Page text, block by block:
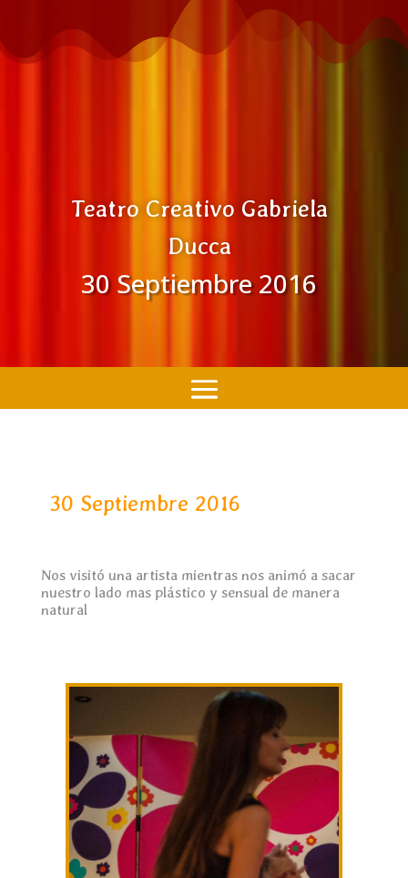
Teatro Creativo Gabriela
Ducca
30 Septiembre 2016
30 Septiembre 2016
Nos visitó una artista mientras nos animó a sacar
nuestro lado mas plástico y sensual de manera
natural